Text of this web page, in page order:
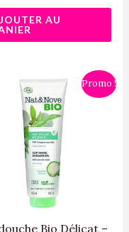
AU
Promo !
Bio Délicat –
Le
prix
initial
était :
4,90 €.
Le
prix
actuel
est :
3,50 €.